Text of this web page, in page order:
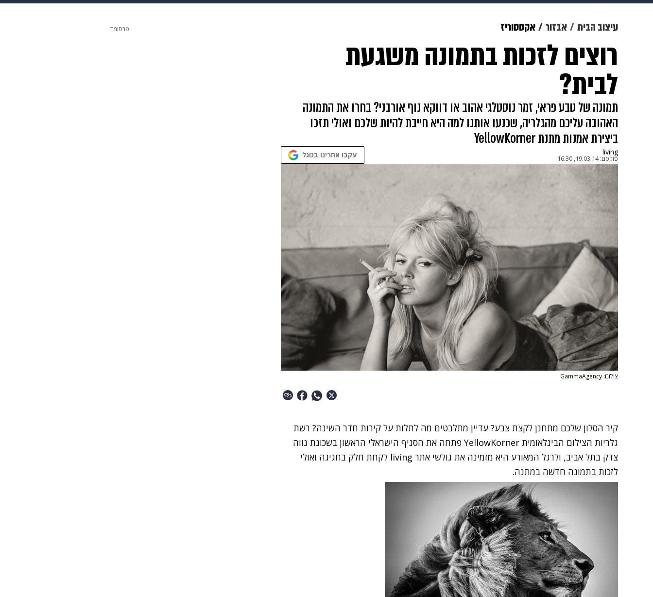
מוזיקה תרבות
דיגיטל ויוה משפט תשעה חודשים מתכונים
עיצוב הבית אבזור אקססוריז
רוצים לזכות בתמונה משגעת
לבית?
תמונה של טבע פראי, זמר נוסטלגי אהוב או דווקא נוף אורבני? בחרו את התמונה
האהובה עליכם מהגלריה, שכנעו אותנו למה היא חייבת להיות שלכם ואולי תזכו
ביצירת אמנות מתנת YellowKorner
living
פורסם:19.03.14, 16:30 עקבו אחרינו בגוגל
צילום: GammaAgency
קיר הסלון שלכם מתחנן לקצת צבע? עדיין מתלבטים מה לתלות על קירות חדר השינה? רשת
גלריות הצילום הבינלאומית YellowKorner פתחה את הסניף הישראלי הראשון בשכונת נווה
צדק בתל אביב, ולרגל המאורע היא מזמינה את גולשי אתר living לקחת חלק בחגיגה ואולי
לזכות בתמונה חדשה במתנה.
פרסומת